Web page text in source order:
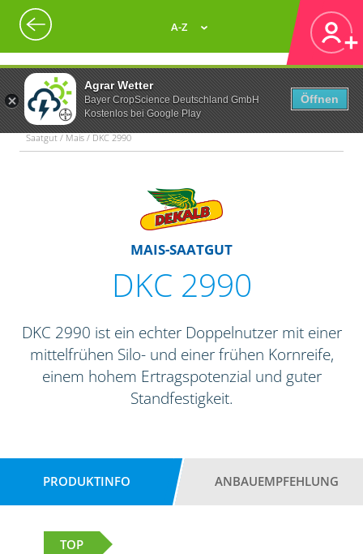
Agrar Wetter
Bayer CropScience Deutschland GmbH
Kostenlos bei Google Play
Öffnen
A-Z
Saatgut / Mais / DKC 2990
MAIS-SAATGUT
DKC 2990
DKC 2990 ist ein echter Doppelnutzer mit einer
mittelfrühen Silo- und einer frühen Kornreife,
einem hohem Ertragspotenzial und guter
Standfestigkeit.
PRODUKTINFO ANBAUEMPFEHLUNG
TOP